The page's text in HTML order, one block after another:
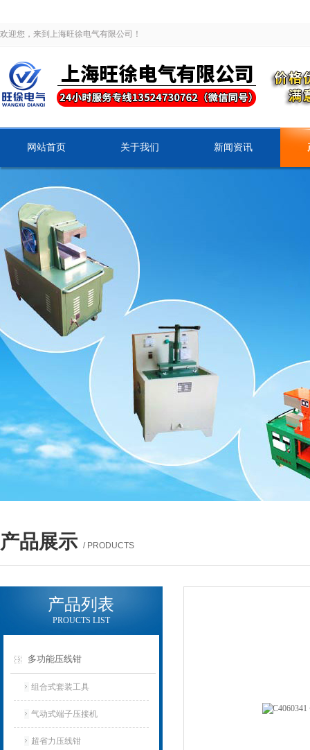
欢迎您，来到上海旺徐电气有限公司！
网站首页 关于我们 新闻资讯
产品展示 / PRODUCTS
产品列表
PROUCTS LIST
多功能压线钳
组合式套装工具
气动式端子压接机
超省力压线钳